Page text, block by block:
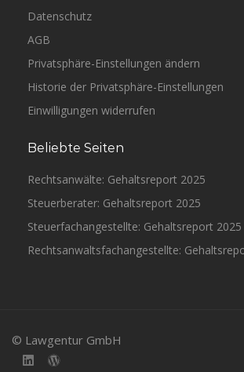
Datenschutz
AGB
Privatsphäre-Einstellungen ändern
Historie der Privatsphäre-Einstellungen
Einwilligungen widerrufen
Beliebte Seiten
Rechtsanwälte: Gehaltsreport 2025
Steuerberater: Gehaltsreport 2025
Steuerfachangestellte: Gehaltsreport 2025
Rechtsanwaltsfachangestellte:
© Lawgentur GmbH